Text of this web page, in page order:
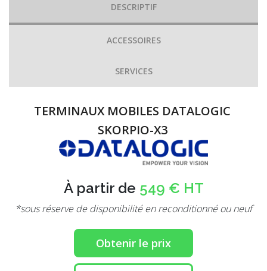
DESCRIPTIF
ACCESSOIRES
SERVICES
TERMINAUX MOBILES DATALOGIC
SKORPIO-X3
À partir de 549 € HT
*sous réserve de disponibilité en reconditionné ou neuf
Obtenir le prix